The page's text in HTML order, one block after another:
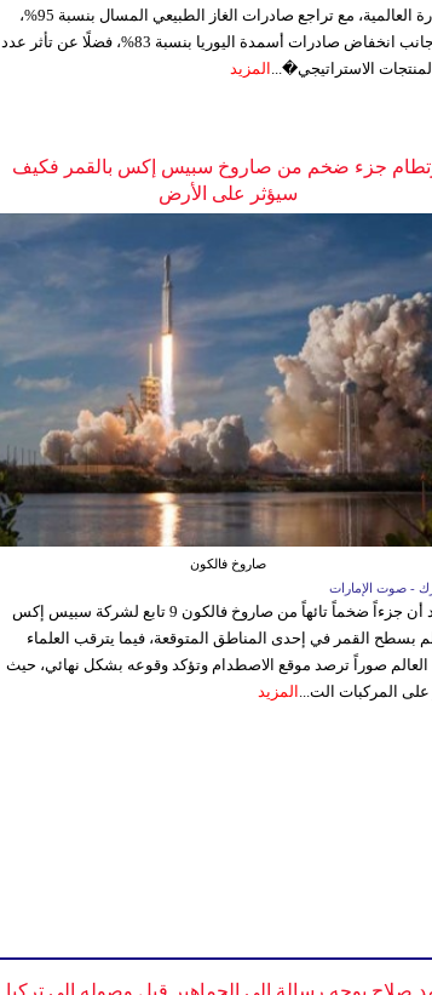
التجارة العالمية، مع تراجع صادرات الغاز الطبيعي المسال بنسبة 95%،
إلى جانب انخفاض صادرات أسمدة اليوريا بنسبة 83%، فضلًا عن تأثر عدد
الاستراتيجي�... المزيد
جزء ضخم من صاروخ سبيس إكس بالقمر فكيف
سيؤثر على الأرض
صاروخ فالكون
- صوت الإمارات
يُعتقد أن جزءاً ضخماً تائهاً من صاروخ فالكون 9 تابع لشركة سبيس إكس
بسطح القمر في إحدى المناطق المتوقعة، فيما يترقب العلماء
صوراً ترصد موقع الاصطدام وتؤكد وقوعه بشكل نهائي، حيث
على المركبات الت... المزيد